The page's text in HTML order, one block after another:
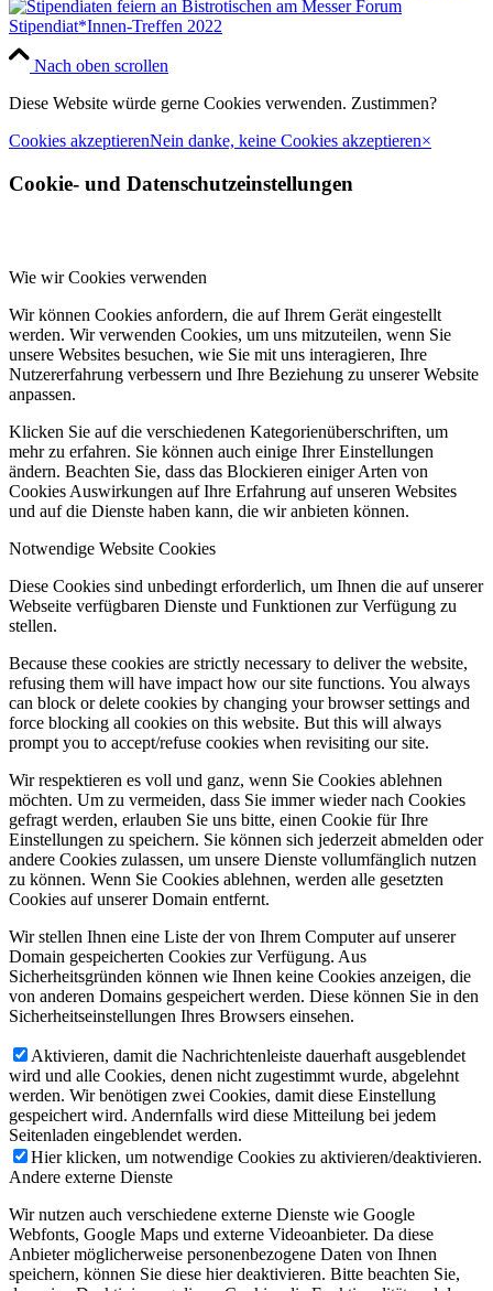
Stipendiat*Innen-Treffen 2022
Nach oben scrollen
Diese Website würde gerne Cookies verwenden. Zustimmen?
Cookies akzeptierenNein danke, keine Cookies akzeptieren×
Cookie- und Datenschutzeinstellungen
Wie wir Cookies verwenden
Wir können Cookies anfordern, die auf Ihrem Gerät eingestellt
werden. Wir verwenden Cookies, um uns mitzuteilen, wenn Sie
unsere Websites besuchen, wie Sie mit uns interagieren, Ihre
Nutzererfahrung verbessern und Ihre Beziehung zu unserer Website
anpassen.
Klicken Sie auf die verschiedenen Kategorienüberschriften, um
mehr zu erfahren. Sie können auch einige Ihrer Einstellungen
ändern. Beachten Sie, dass das Blockieren einiger Arten von
Cookies Auswirkungen auf Ihre Erfahrung auf unseren Websites
und auf die Dienste haben kann, die wir anbieten können.
Notwendige Website Cookies
Diese Cookies sind unbedingt erforderlich, um Ihnen die auf unserer
Webseite verfügbaren Dienste und Funktionen zur Verfügung zu
stellen.
Because these cookies are strictly necessary to deliver the website,
refusing them will have impact how our site functions. You always
can block or delete cookies by changing your browser settings and
force blocking all cookies on this website. But this will always
prompt you to accept/refuse cookies when revisiting our site.
Wir respektieren es voll und ganz, wenn Sie Cookies ablehnen
möchten. Um zu vermeiden, dass Sie immer wieder nach Cookies
gefragt werden, erlauben Sie uns bitte, einen Cookie für Ihre
Einstellungen zu speichern. Sie können sich jederzeit abmelden oder
andere Cookies zulassen, um unsere Dienste vollumfänglich nutzen
zu können. Wenn Sie Cookies ablehnen, werden alle gesetzten
Cookies auf unserer Domain entfernt.
Wir stellen Ihnen eine Liste der von Ihrem Computer auf unserer
Domain gespeicherten Cookies zur Verfügung. Aus
Sicherheitsgründen können wie Ihnen keine Cookies anzeigen, die
von anderen Domains gespeichert werden. Diese können Sie in den
Sicherheitseinstellungen Ihres Browsers einsehen.
Aktivieren, damit die Nachrichtenleiste dauerhaft ausgeblendet
wird und alle Cookies, denen nicht zugestimmt wurde, abgelehnt
werden. Wir benötigen zwei Cookies, damit diese Einstellung
gespeichert wird. Andernfalls wird diese Mitteilung bei jedem
Seitenladen eingeblendet werden.
Hier klicken, um notwendige Cookies zu aktivieren/deaktivieren.
Andere externe Dienste
Wir nutzen auch verschiedene externe Dienste wie Google
Webfonts, Google Maps und externe Videoanbieter. Da diese
Anbieter möglicherweise personenbezogene Daten von Ihnen
speichern, können Sie diese hier deaktivieren. Bitte beachten Sie,